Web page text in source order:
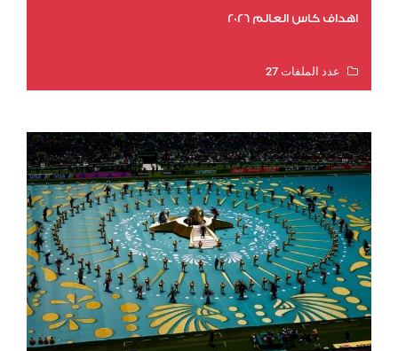
اهداف كاس العالم 2026
عدد الملفات 27